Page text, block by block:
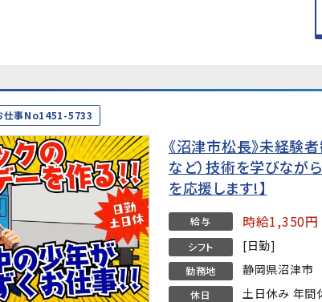
仕事No1451-5733
《沼津市松長》未経験
など）技術を学びなが
を応援します!】
給与 時給1,350円
シフト [日勤]
勤務地 静岡県沼津市
休日 土日休み 年間